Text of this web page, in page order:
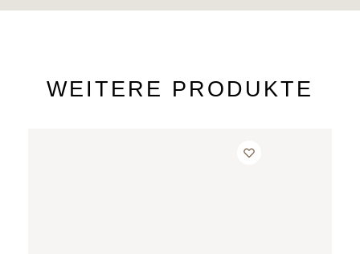
WEITERE PRODUKTE